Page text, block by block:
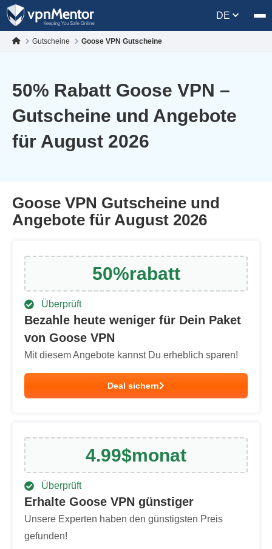
DE
Gutscheine Goose VPN Gutscheine
50% Rabatt Goose VPN –
Gutscheine und Angebote
für August 2026
Goose VPN Gutscheine und
Angebote für August 2026
50%rabatt
Überprüft
Bezahle heute weniger für Dein Paket
von Goose VPN
Mit diesem Angebote kannst Du erheblich sparen!
Deal sichern
4.99$monat
Überprüft
Erhalte Goose VPN günstiger
Unsere Experten haben den günstigsten Preis
gefunden!